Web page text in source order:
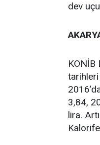
dev
KONİB
tarihleri
3,84,
lira.